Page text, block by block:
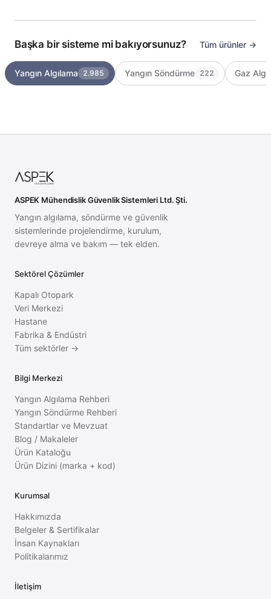
Başka bir sisteme mi bakıyorsunuz? Tüm ürünler →
Yangın Algılama 2.985 Yangın Söndürme 222 Gaz
ASPEK Mühendislik Güvenlik Sistemleri Ltd. Şti.
Yangın algılama, söndürme ve güvenlik
sistemlerinde projelendirme, kurulum,
devreye alma ve bakım — tek elden.
Sektörel Çözümler
Kapalı Otopark
Veri Merkezi
Hastane
Fabrika & Endüstri
Tüm sektörler →
Bilgi Merkezi
Yangın Algılama Rehberi
Yangın Söndürme Rehberi
Standartlar ve Mevzuat
Blog / Makaleler
Ürün Kataloğu
Ürün Dizini (marka + kod)
Kurumsal
Hakkımızda
Belgeler & Sertifikalar
İnsan Kaynakları
Politikalarımız
İletişim